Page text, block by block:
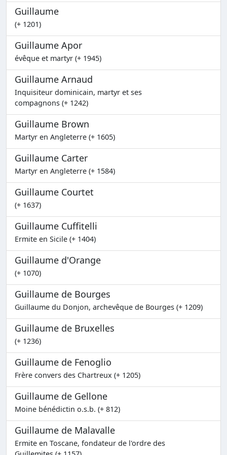
Guillaume
(+ 1201)
Guillaume Apor
évêque et martyr (+ 1945)
Guillaume Arnaud
Inquisiteur dominicain, martyr et ses
compagnons (+ 1242)
Guillaume Brown
Martyr en Angleterre (+ 1605)
Guillaume Carter
Martyr en Angleterre (+ 1584)
Guillaume Courtet
(+ 1637)
Guillaume Cuffitelli
Ermite en Sicile (+ 1404)
Guillaume d'Orange
(+ 1070)
Guillaume de Bourges
Guillaume du Donjon, archevêque de Bourges (+ 1209)
Guillaume de Bruxelles
(+ 1236)
Guillaume de Fenoglio
Frère convers des Chartreux (+ 1205)
Guillaume de Gellone
Moine bénédictin o.s.b. (+ 812)
Guillaume de Malavalle
Ermite en Toscane, fondateur de l'ordre des